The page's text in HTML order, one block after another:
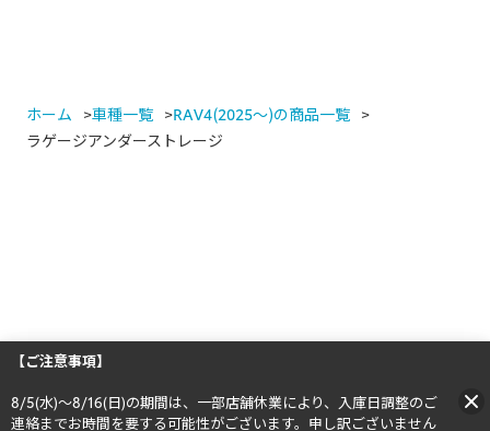
ホーム 車種一覧
RAV4(2025～)の商品一覧
ラゲージアンダーストレージ
【ご注意事項】
8/5(水)～8/16(日)の期間は、一部店舗休業により、入庫日調整のご
連絡までお時間を要する可能性がございます。申し訳ございません